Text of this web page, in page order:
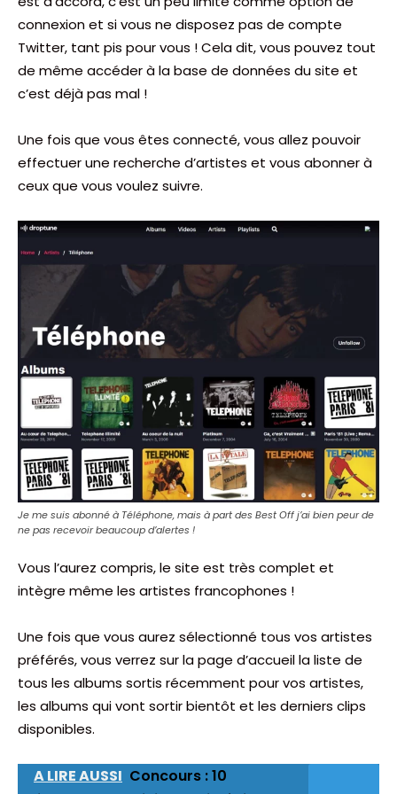
connexion et si vous ne disposez pas de compte
Twitter, tant pis pour vous ! Cela dit, vous pouvez tout
de même accéder à la base de données du site et
c’est déjà pas mal !
Une fois que vous êtes connecté, vous allez pouvoir
effectuer une recherche d’artistes et vous abonner à
ceux que vous voulez suivre.
Je me suis abonné à Téléphone, mais à part des Best Off j’ai bien peur de
ne pas recevoir beaucoup d’alertes !
Vous l’aurez compris, le site est très complet et
intègre même les artistes francophones !
Une fois que vous aurez sélectionné tous vos artistes
préférés, vous verrez sur la page d’accueil la liste de
tous les albums sortis récemment pour vos artistes,
les albums qui vont sortir bientôt et les derniers clips
disponibles.
A LIRE AUSSI Concours : 10